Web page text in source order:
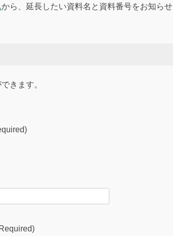
から、延長したい資料名と資料番号をお知らせ
きます。